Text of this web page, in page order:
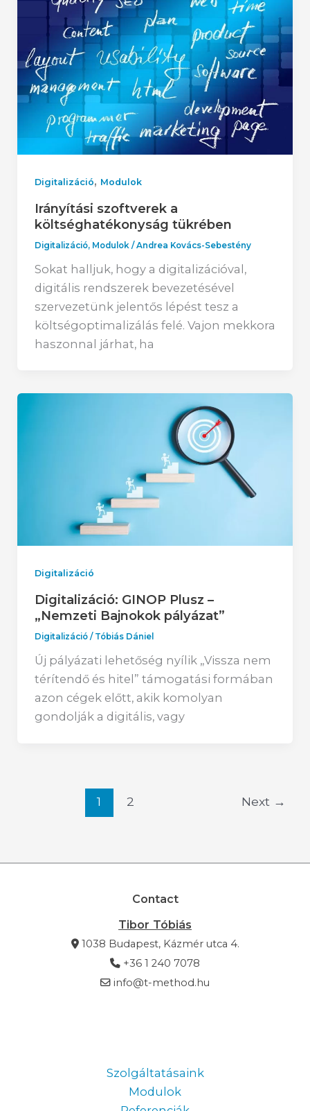
Digitalizáció, Modulok
Irányítási szoftverek a
költséghatékonyság tükrében
Digitalizáció, Modulok /Andrea Kovács-Sebestény
Sokat halljuk, hogy a digitalizációval,
digitális rendszerek bevezetésével
szervezetünk jelentős lépést tesz a
költségoptimalizálás felé. Vajon mekkora
haszonnal járhat, ha
Digitalizáció
Digitalizáció: GINOP Plusz –
„Nemzeti Bajnokok pályázat”
Digitalizáció/ Tóbiás Dániel
Új pályázati lehetőség nyílik „Vissza nem
térítendő és hitel” támogatási formában
azon cégek előtt, akik komolyan
gondolják a digitális, vagy
1 2 Next →
Contact
Tibor Tóbiás
1038 Budapest, Kázmér utca 4.
+36 1 240 7078
info@t-method.hu
Szolgáltatásaink
Modulok